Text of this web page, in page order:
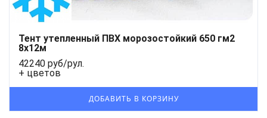
Тент утепленный ПВХ морозостойкий 650 гм2
8х12м
42240 руб/рул.
+ цветов